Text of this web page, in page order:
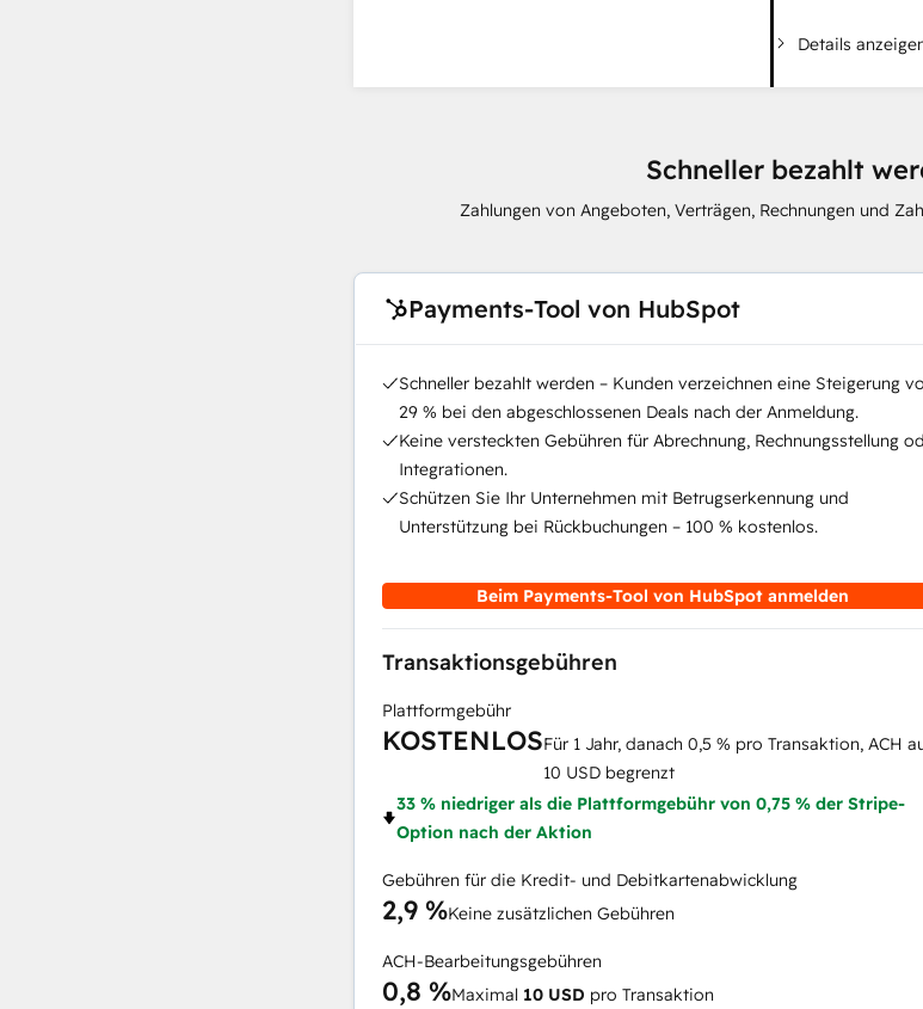
Details
Schneller bezahlt
Zahlungen von Angeboten, Verträgen, Rechnungen und
Payments-Tool von HubSpot
Schneller bezahlt werden – Kunden verzeichnen eine Steigerung
29 % bei den abgeschlossenen Deals nach der Anmeldung.
Keine versteckten Gebühren für Abrechnung, Rechnungsstellung
Integrationen.
Schützen Sie Ihr Unternehmen mit Betrugserkennung und
Unterstützung bei Rückbuchungen – 100 % kostenlos.
Beim Payments-Tool von HubSpot anmelden
Transaktionsgebühren
Plattformgebühr
KOSTENLOSFür 1 Jahr, danach 0,5 % pro Transaktion, ACH
10 USD begrenzt
33 % niedriger als die Plattformgebühr von 0,75 % der Stripe-
Option nach der Aktion
Gebühren für die Kredit- und Debitkartenabwicklung
2,9 %Keine zusätzlichen Gebühren
ACH-Bearbeitungsgebühren
0,8 %Maximal 10 USD pro Transaktion